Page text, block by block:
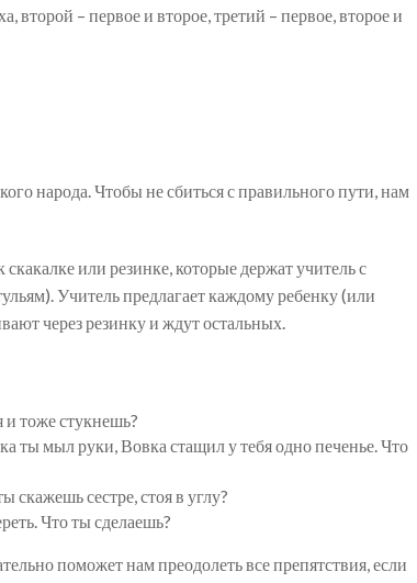
– первое и второе, третий – первое, второе и
народа. Чтобы не сбиться с правильного пути, нам
или резинке, которые держат учитель с
Учитель предлагает каждому ребенку (или
через резинку и ждут остальных.
и тоже стукнешь?
ты мыл руки, Вовка стащил у тебя одно печенье. Что
скажешь сестре, стоя в углу?
Что ты сделаешь?
поможет нам преодолеть все препятствия, если